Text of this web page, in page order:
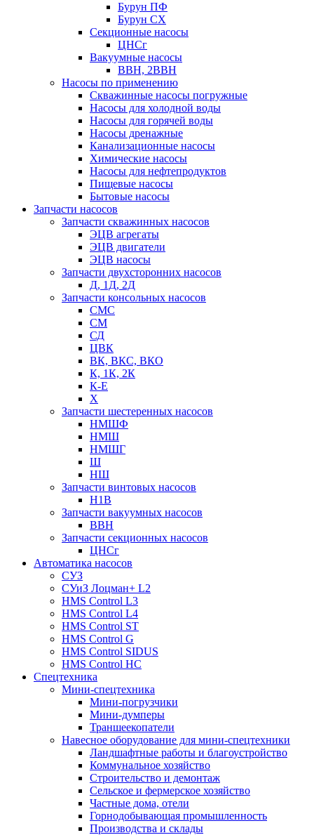
Бурун ПФ
Бурун СХ
Секционные насосы
ЦНСг
Вакуумные насосы
ВВН, 2ВВН
Насосы по применению
Скважинные насосы погружные
Насосы для холодной воды
Насосы для горячей воды
Насосы дренажные
Канализационные насосы
Химические насосы
Насосы для нефтепродуктов
Пищевые насосы
Бытовые насосы
Запчасти насосов
Запчасти скважинных насосов
ЭЦВ агрегаты
ЭЦВ двигатели
ЭЦВ насосы
Запчасти двухсторонних насосов
Д, 1Д, 2Д
Запчасти консольных насосов
СМС
СМ
СД
ЦВК
ВК, ВКС, ВКО
К, 1К, 2К
К-Е
Х
Запчасти шестеренных насосов
НМШФ
НМШ
НМШГ
Ш
НШ
Запчасти винтовых насосов
Н1В
Запчасти вакуумных насосов
ВВН
Запчасти секционных насосов
ЦНСг
Автоматика насосов
СУЗ
СУиЗ Лоцман+ L2
HMS Control L3
HMS Control L4
HMS Control ST
HMS Control G
HMS Control SIDUS
HMS Control HC
Спецтехника
Мини-спецтехника
Мини-погрузчики
Мини-думперы
Траншеекопатели
Навесное оборудование для мини-спецтехники
Ландшафтные работы и благоустройство
Коммунальное хозяйство
Строительство и демонтаж
Сельское и фермерское хозяйство
Частные дома, отели
Горнодобывающая промышленность
Производства и склады